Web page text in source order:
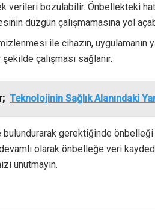
verileri bozulabilir. Önbellekteki
düzgün çalışmamasına yol
ile cihazın, uygulamanın
şekilde çalışması sağlanır.
Teknolojinin Sağlık Alanındaki
bulundurarak gerektiğinde
olarak önbelleğe veri
unutmayın.